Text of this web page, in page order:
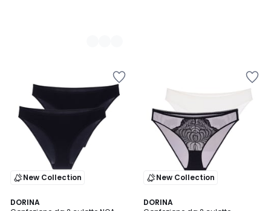
New Collection
DORINA
New Collection
DORINA